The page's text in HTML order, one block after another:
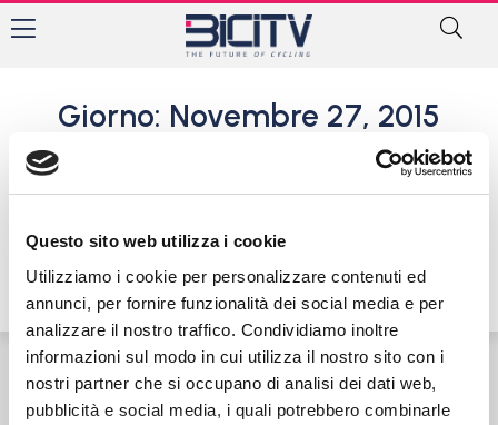
Questo sito web utilizza i cookie
Utilizziamo i cookie per personalizzare contenuti ed
annunci, per fornire funzionalità dei social media e per
analizzare il nostro traffico. Condividiamo inoltre
informazioni sul modo in cui utilizza il nostro sito con i
nostri partner che si occupano di analisi dei dati web,
pubblicità e social media, i quali potrebbero combinarle
Giorno: Novembre 27, 2015
#AMOLABICI – Le CicloStorie
di Paolo Aresi. La storia del
27 Novembre 2015